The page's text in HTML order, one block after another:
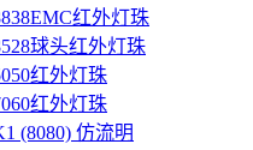
红外灯珠
球头红外灯珠
红外灯珠
红外灯珠
(8080) 仿流明